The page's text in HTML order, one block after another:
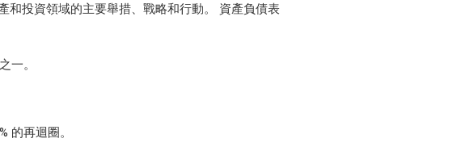
和投資領域的主要舉措、戰略和行動。 資產負債表
一。
的再迴圈。